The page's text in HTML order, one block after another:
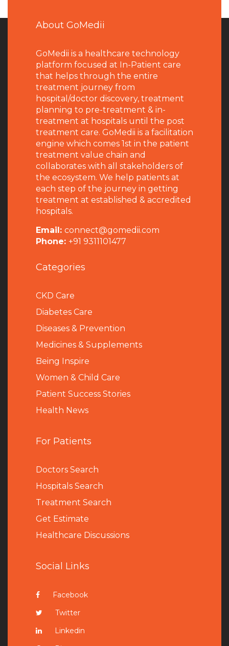
About GoMedii
GoMedii is a healthcare technology
platform focused at In-Patient care
that helps through the entire
treatment journey from
hospital/doctor discovery, treatment
planning to pre-treatment & in-
treatment at hospitals until the post
treatment care. GoMedii is a facilitation
engine which comes 1st in the patient
treatment value chain and
collaborates with all stakeholders of
the ecosystem. We help patients at
each step of the journey in getting
treatment at established & accredited
hospitals.
Email: connect@gomedii.com
Phone: +91 9311101477
Categories
CKD Care
Diabetes Care
Diseases & Prevention
Medicines & Supplements
Being Inspire
Women & Child Care
Patient Success Stories
Health News
For Patients
Doctors Search
Hospitals Search
Treatment Search
Get Estimate
Healthcare Discussions
Social Links
Facebook
Twitter
Linkedin